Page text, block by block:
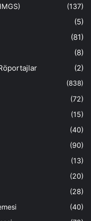
(137)
(5)
(81)
(8)
(2)
(838)
(72)
(15)
(40)
(90)
(13)
(20)
(28)
(40)